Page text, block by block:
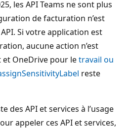
les API Teams ne sont plus
de facturation n’est
Si votre application est
aucune action n’est
et OneDrive pour letravail ou
reste
des API et services à l’usage
appeler ces API et services,